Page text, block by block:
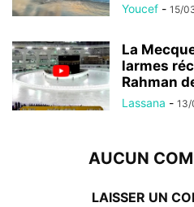
Youcef - 15/
La
larmes
Rahman
Lassana -
AUCUN
LAISSER UN